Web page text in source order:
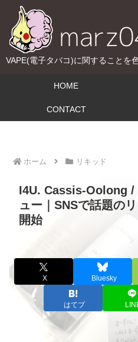
VAPE(電子タバコ)に関することを
HOME
CONTACT
ホーム リキッド
I4U. Cassis-Oolong /
ュー｜SNSで話題の
開始
X Bluesky
はてブ